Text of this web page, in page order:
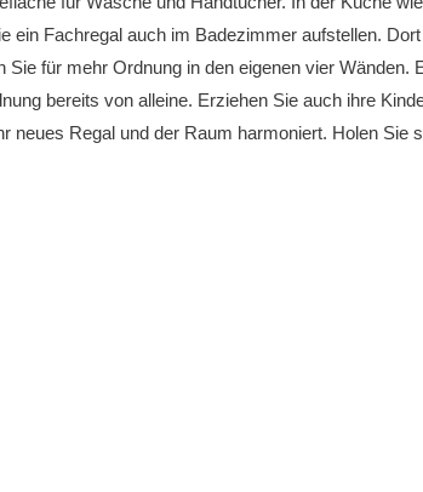
Fachregal auch im Badezimmer aufstellen.
für mehr Ordnung in den eigenen vier Wänden.
bereits von alleine. Erziehen Sie auch ihre
neues Regal und der Raum harmoniert. Holen Sie